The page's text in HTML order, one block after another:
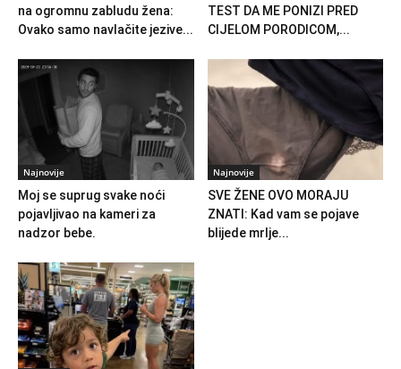
na ogromnu zabludu žena:
Ovako samo navlačite jezive...
TEST DA ME PONIZI PRED
CIJELOM PORODICOM,...
Najnovije
Moj se suprug svake noći
pojavljivao na kameri za
nadzor bebe.
Najnovije
SVE ŽENE OVO MORAJU
ZNATI: Kad vam se pojave
blijede mrlje...